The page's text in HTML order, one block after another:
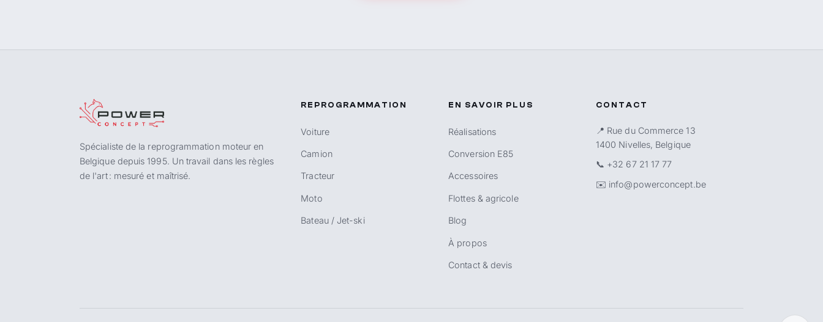
Spécialiste de la reprogrammation moteur en
Belgique depuis 1995. Un travail dans les règles
de l'art : mesuré et maîtrisé.
REPROGRAMMATION
Voiture
Camion
Tracteur
Moto
Bateau / Jet-ski
EN SAVOIR PLUS
Réalisations
Conversion E85
Accessoires
Flottes & agricole
Blog
À propos
Contact & devis
CONTACT
📍 Rue du Commerce 13
1400 Nivelles, Belgique
📞 +32 67 21 17 77
✉️ info@powerconcept.be